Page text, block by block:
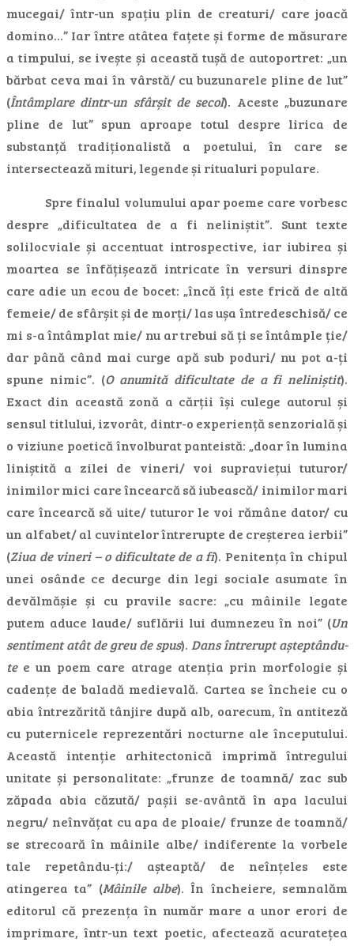
mucegai/ într-un spațiu plin de creaturi/ care joacă
domino…” Iar între atâtea fațete și forme de măsurare
a timpului, se ivește și această tușă de autoportret: „un
bărbat ceva mai în vârstă/ cu buzunarele pline de lut”
(Întâmplare dintr-un sfârșit de secol). Aceste „buzunare
pline de lut” spun aproape totul despre lirica de
substanță tradiționalistă a poetului, în care se
intersectează mituri, legende și ritualuri populare.
Spre finalul volumului apar poeme care vorbesc
despre „dificultatea de a fi neliniștit”. Sunt texte
solilocviale și accentuat introspective, iar iubirea și
moartea se înfățișează intricate în versuri dinspre
care adie un ecou de bocet: „încă îți este frică de altă
femeie/ de sfârșit și de morți/ las ușa întredeschisă/ ce
mi s-a întâmplat mie/ nu ar trebui să ți se întâmple ție/
dar până când mai curge apă sub poduri/ nu pot a-ți
spune nimic”. (O anumită dificultate de a fi neliniștit).
Exact din această zonă a cărții își culege autorul și
sensul titlului, izvorât, dintr-o experiență senzorială și
o viziune poetică învolburat panteistă: „doar în lumina
liniștită a zilei de vineri/ voi supraviețui tuturor/
inimilor mici care încearcă să iubească/ inimilor mari
care încearcă să uite/ tuturor le voi rămâne dator/ cu
un alfabet/ al cuvintelor întrerupte de creșterea ierbii”
(Ziua de vineri – o dificultate de a fi). Penitența în chipul
unei osânde ce decurge din legi sociale asumate în
devălmășie și cu pravile sacre: „cu mâinile legate
putem aduce laude/ suflării lui dumnezeu în noi” (Un
sentiment atât de greu de spus). Dans întrerupt așteptându-
tee un poem care atrage atenția prin morfologie și
cadențe de baladă medievală. Cartea se încheie cu o
abia întrezărită tânjire după alb, oarecum, în antiteză
cu puternicele reprezentări nocturne ale începutului.
Această intenție arhitectonică imprimă întregului
unitate și personalitate: „frunze de toamnă/ zac sub
zăpada abia căzută/ pașii se-avântă în apa lacului
negru/ neînvățat cu apa de ploaie/ frunze de toamnă/
se strecoară în mâinile albe/ indiferente la vorbele
tale repetându-ți:/ așteaptă/ de neînțeles este
atingerea ta” (Mâinile albe). În încheiere, semnalăm
editorul că prezența în număr mare a unor erori de
imprimare, într-un text poetic, afectează acuratețea